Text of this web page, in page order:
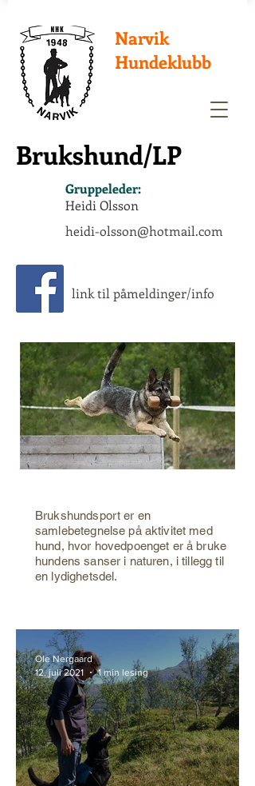
Narvik
Hundeklubb
Brukshund/LP
Gruppeleder:
​Heidi Olsson
heidi-olsson@hotmail.com
link til påmeldinger/info
Brukshundsport er en
samlebetegnelse på aktivitet med
hund, hvor hovedpoenget er å bruke
hundens sanser i naturen, i tillegg til
en lydighetsdel.
Ole Nergaard
12. juli 2021
1 min lesing